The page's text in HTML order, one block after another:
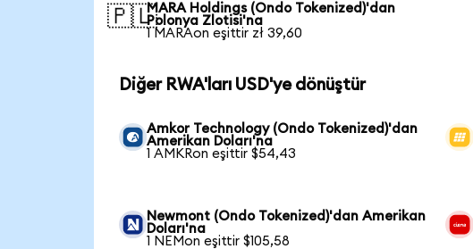
🇵🇱MARA Holdings (Ondo Tokenized)'dan
Polonya Zlotisi'na
1 MARAon eşittir zł 39,60
Diğer RWA'ları USD'ye dönüştür
Amkor Technology (Ondo Tokenized)'dan
Amerikan Doları'na
1 AMKRon eşittir $54,43
Newmont (Ondo Tokenized)'dan Amerikan
Doları'na
1 NEMon eşittir $105,58